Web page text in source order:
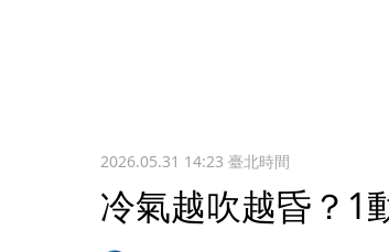
2026.05.31 14:23 臺北時間
冷氣越吹越昏？